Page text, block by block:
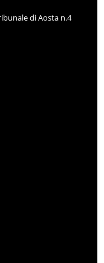
di Aosta n.4